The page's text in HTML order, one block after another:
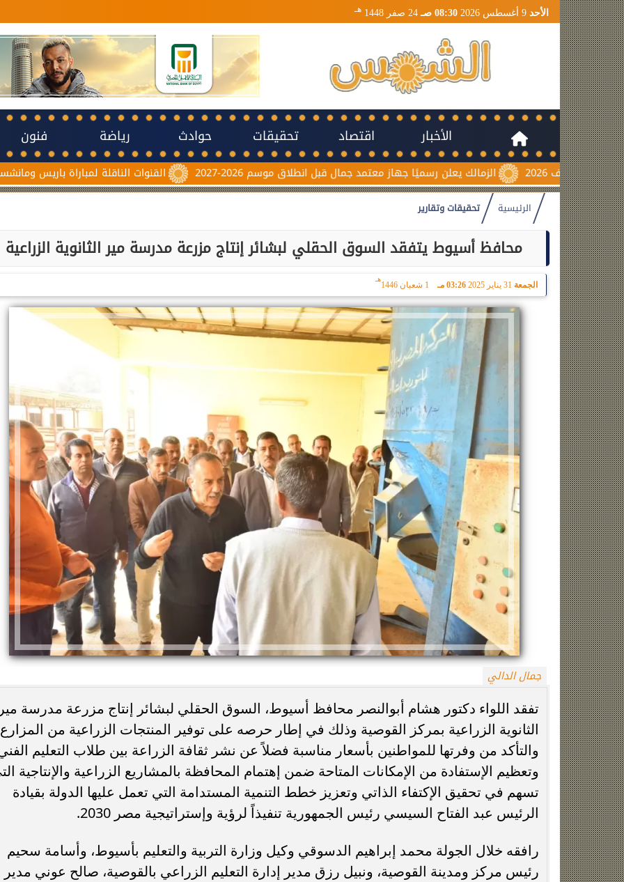
الأحد 08:30 صـ 24 صفر 1448 هـ
الأخبار اقتصاد تحقيقات حوادث رياضة فنون
القنوات الناقلة لمباراة باريس ومانشستر يونايتد الزمالك يعلن رسميًا جهاز معتمد جمال قبل انطلاق موسم 2026-2027
الرئيسية تحقيقات وتقارير
محافظ أسيوط يتفقد السوق الحقلي لبشائر إنتاج مزرعة مدرسة مير الثانوية الزراعية
الجمعة 03:26 مـ 1 شعبان 1446
هـ
جمال الدالي
تفقد اللواء دكتور هشام أبوالنصر محافظ أسيوط، السوق الحقلي لبشائر إنتاج مزرعة مدرسة مير
الثانوية الزراعية بمركز القوصية وذلك في إطار حرصه على توفير المنتجات الزراعية من المزارع
والتأكد من وفرتها للمواطنين بأسعار مناسبة فضلاً عن نشر ثقافة الزراعة بين طلاب التعليم
وتعظيم الإستفادة من الإمكانات المتاحة ضمن إهتمام المحافظة بالمشاريع الزراعية والإنتاجية
تسهم في تحقيق الإكتفاء الذاتي وتعزيز خطط التنمية المستدامة التي تعمل عليها الدولة بقيادة
الرئيس عبد الفتاح السيسي رئيس الجمهورية تنفيذاً لرؤية وإستراتيجية مصر 2030.
رافقه خلال الجولة محمد إبراهيم الدسوقي وكيل وزارة التربية والتعليم بأسيوط، وأسامة سحيم
رئيس مركز ومدينة القوصية، ونبيل رزق مدير إدارة التعليم الزراعي بالقوصية، صالح عوني مدير
فيلم مطلوب عائليًا.. كريم عبد العزيز
وياسمين صبري في منافسة صيف 2026
وفاة خورخي ميسي والد نجم الأرجنتين بعد
صراع طويل مع المرض
حوادث
حوادث اليوم.. إصابة
ميكروباص بالسلام ومصرع